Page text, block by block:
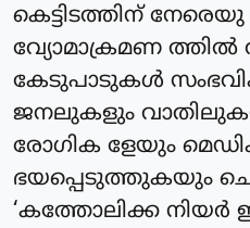
കെട്ടിടത്തിന്
വ്യോമാക്രമണ
കേടുപാടുകള്‍
ജനലുകളും
രോഗിക ളേയും
ഭയപ്പെടുത്തുകയും
‘കത്തോലിക്ക